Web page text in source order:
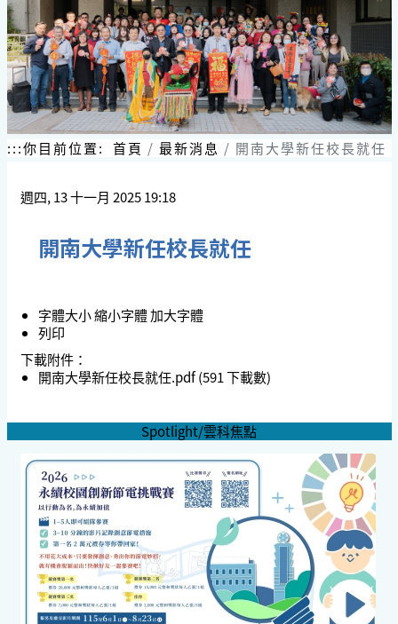
跳
到
主
要
內
容
區
塊
:::你目前位置: 首頁 最新消息 開南大學新任校長就任
週四, 13 十一月 2025 19:18
開南大學新任校長就任
字體大小縮小字體加大字體
列印
下載附件：
開南大學新任校長就任.pdf (591 下載數)
Spotlight/雲科焦點